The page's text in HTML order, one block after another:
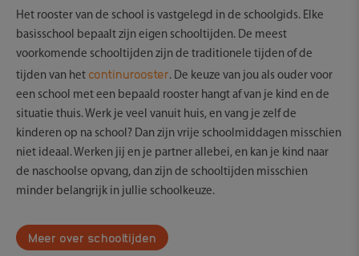
Het rooster van de school is vastgelegd in de schoolgids. Elke
basisschool bepaalt zijn eigen schooltijden. De meest
voorkomende schooltijden zijn de traditionele tijden of de
tijden van het continurooster. De keuze van jou als ouder voor
een school met een bepaald rooster hangt af van je kind en de
situatie thuis. Werk je veel vanuit huis, en vang je zelf de
kinderen op na school? Dan zijn vrije schoolmiddagen misschien
niet ideaal. Werken jij en je partner allebei, en kan je kind naar
de naschoolse opvang, dan zijn de schooltijden misschien
minder belangrijk in jullie schoolkeuze.
Meer over schooltijden